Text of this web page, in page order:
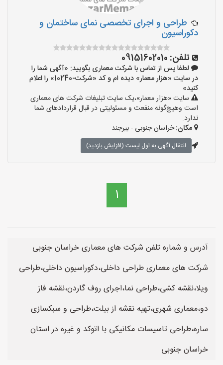
طراحی و اجرای تخصصی نمای ساختمان و
دکوراسیون
تلفن: 09151602010
لطفا پس از تماس با شرکت معماری بگویید: «آگهی شما را
در سایت «هزار معمار» دیده ام و کد «شرکت-10240» را اعلام
کنید»
سایت «هزار معمار»،یک سایت تبلیغات شرکت های معماری
است وهیچ‌گونه منفعت و مسئولیتی در قبال قراردادهای شما
ندارد.
مکان:خراسان جنوبی - بیرجند
انتقال آگهی به اول لیست (افزایش بازدید)
1
آدرس و شماره تلفن شرکت های معماری خراسان جنوبی
شرکت های معماری طراحی داخلی،دکوراسیون داخلی،طراحی
ویلا،نقشه کشی،طراحی نما،اجرای روف گاردن،نقشه فاز
دو،معماری شهری،تهیه نقشه از بیلت،طراحی و سبکسازی
ساره،طراحی تاسیسات مکانیکی با اتوکد و غیره در استان
خراسان جنوبی